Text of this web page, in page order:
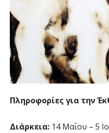
Πληροφορίες για την
Διάρκεια: 14 Μαΐου – 5